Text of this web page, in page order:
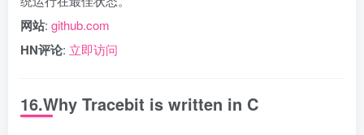
网站: github.com
HN评论: 立即访问
16.Why Tracebit is written in C